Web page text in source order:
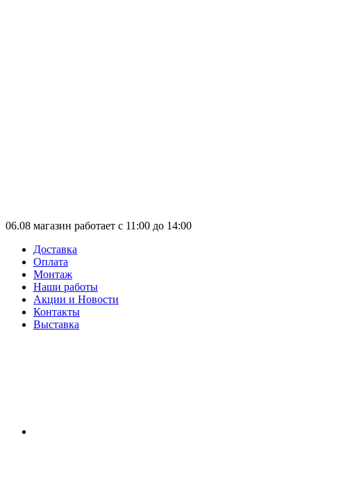
06.08 магазин работает с 11:00 до 14:00
Доставка
Оплата
Монтаж
Наши работы
Акции и Новости
Контакты
Выставка